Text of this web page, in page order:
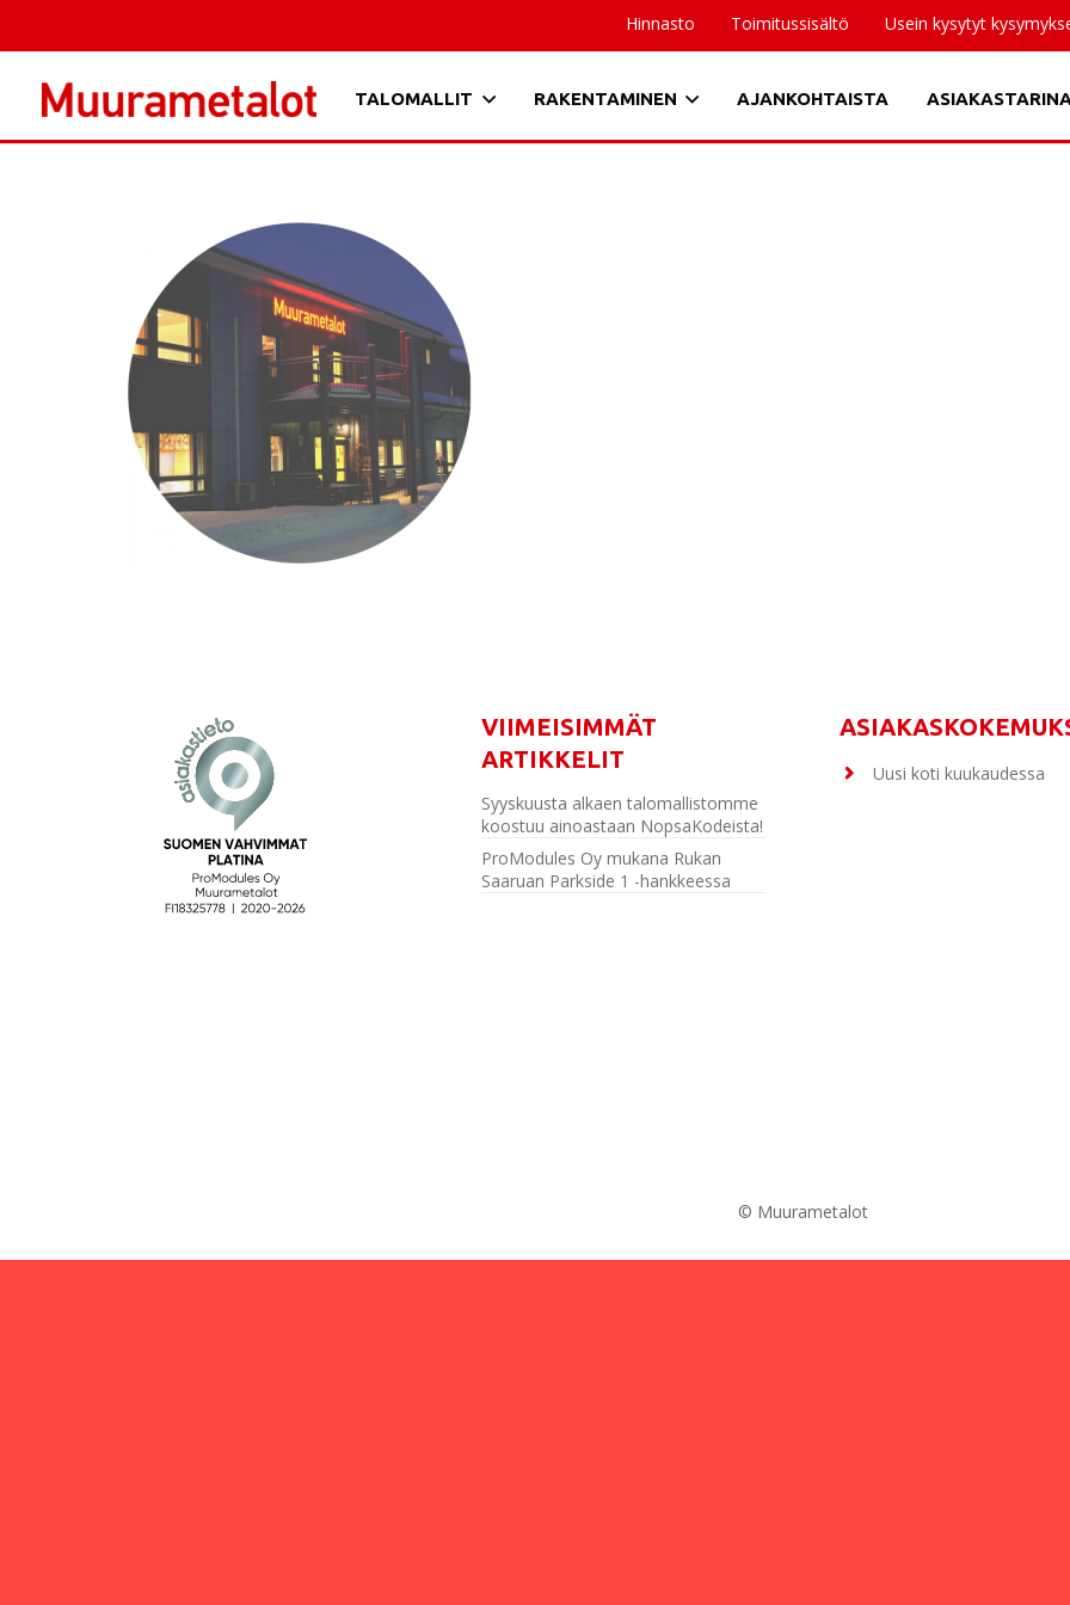
Hinnasto Toimitussisältö Usein kysytyt
TALOMALLIT RAKENTAMINEN AJANKOHTAISTA
VIIMEISIMMÄT
ARTIKKELIT
Syyskuusta alkaen talomallistomme
koostuu ainoastaan NopsaKodeista!
ProModules Oy mukana Rukan
Saaruan Parkside 1 -hankkeessa
Uusi koti kuukaudessa
© Muurametalot